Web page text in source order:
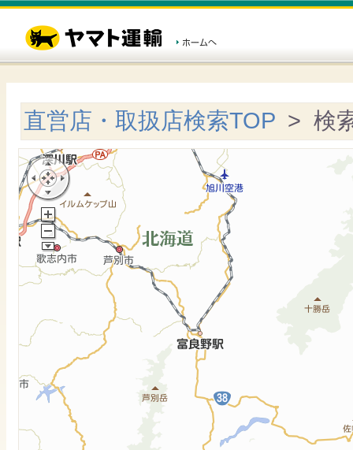
直営店・取扱店検索TOP > 検